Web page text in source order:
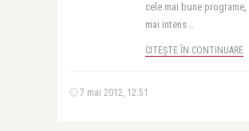
cele mai bune programe,
mai intens ..
CITEȘTE ÎN CONTINUARE
7 mai 2012, 12:51